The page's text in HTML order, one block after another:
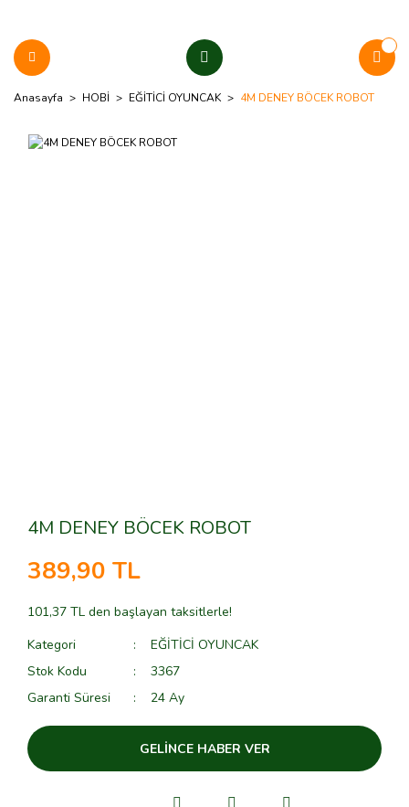
Anasayfa HOBİ EĞİTİCİ OYUNCAK 4M DENEY BÖCEK ROBOT
4M DENEY BÖCEK ROBOT
389,90 TL
101,37 TL den başlayan taksitlerle!
Kategori
EĞİTİCİ OYUNCAK
Stok Kodu
3367
Garanti Süresi
24 Ay
GELİNCE HABER VER